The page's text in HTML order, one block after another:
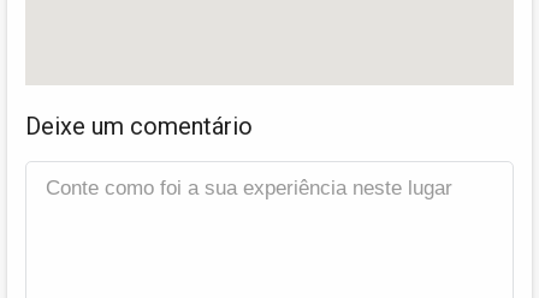
Deixe um comentário